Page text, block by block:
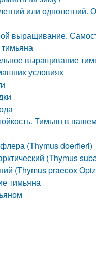
или однолетний.
выращивание.
выращивание
условиях
Тимьян в
(Thymus doerfleri)
(Thymus
(Thymus praecox
тимьяна